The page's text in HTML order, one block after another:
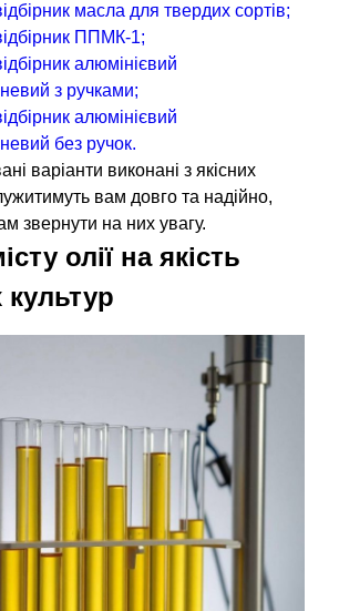
масла для твердих сортів;
ППМК-1;
алюмінієвий
з ручками;
алюмінієвий
без ручок.
варіанти виконані з якісних
вам довго та надійно,
звернути на них увагу.
олії на якість